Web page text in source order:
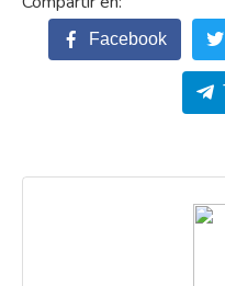
Facebook